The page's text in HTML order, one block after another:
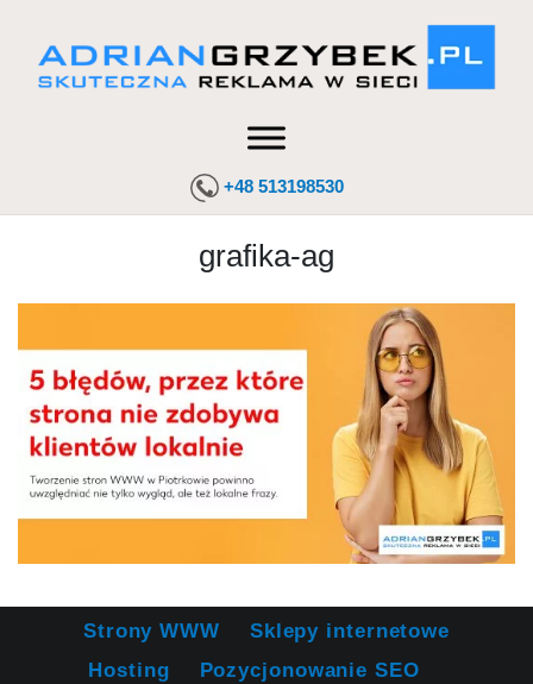
+48 513198530
grafika-ag
Strony WWW
Sklepy internetowe
Hosting
Pozycjonowanie SEO